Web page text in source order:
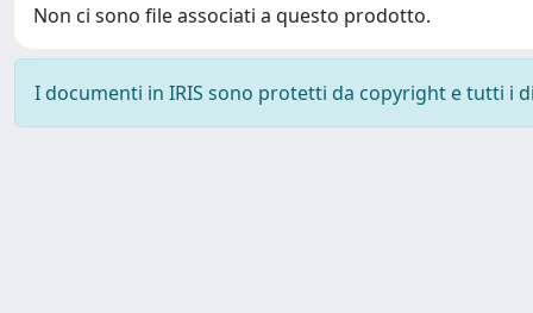
Non ci sono file associati a questo prodotto.
I documenti in IRIS sono protetti da copyright e tutti i